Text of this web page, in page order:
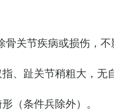
骨关节疾病或损伤，
指、趾关节稍粗大，
（条件兵除外）。